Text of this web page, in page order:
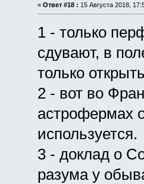
« Ответ #18 : 15 Августа 2018,
1 - только
сдувают, в
только
2 - вот во
астрофермах
используется.
3 - доклад о
разума у